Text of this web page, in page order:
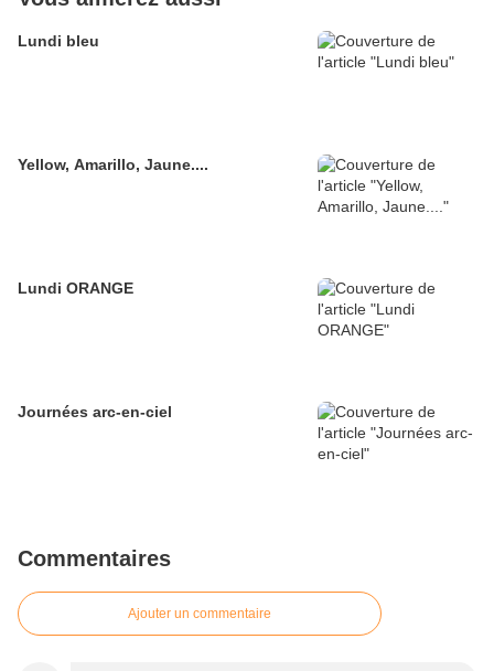
Lundi bleu
Yellow, Amarillo, Jaune....
Lundi ORANGE
Journées arc-en-ciel
Commentaires
Ajouter un commentaire